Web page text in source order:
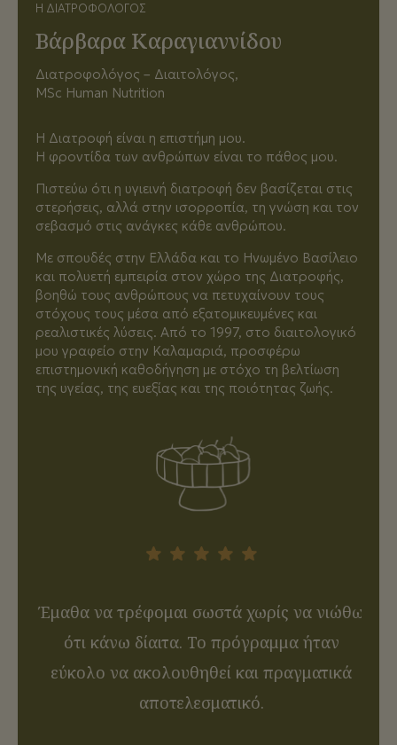
Η ΔΙΑΤΡΟΦΟΛΌΓΟΣ
Βάρβαρα Καραγιαννίδου
Διατροφολόγος – Διαιτολόγος,
MSc Human Nutrition
Η Διατροφή είναι η επιστήμη μου.
Η φροντίδα των ανθρώπων είναι το πάθος μου.
Πιστεύω ότι η υγιεινή διατροφή δεν βασίζεται στις
στερήσεις, αλλά στην ισορροπία, τη γνώση και τον
σεβασμό στις ανάγκες κάθε ανθρώπου.
Με σπουδές στην Ελλάδα και το Ηνωμένο Βασίλειο
και πολυετή εμπειρία στον χώρο της Διατροφής,
βοηθώ τους ανθρώπους να πετυχαίνουν τους
στόχους τους μέσα από εξατομικευμένες και
ρεαλιστικές λύσεις. Από το 1997, στο διαιτολογικό
μου γραφείο στην Καλαμαριά, προσφέρω
επιστημονική καθοδήγηση με στόχο τη βελτίωση
της υγείας, της ευεξίας και της ποιότητας ζωής.
Έμαθα να τρέφομαι σωστά χωρίς να νιώθω
ότι κάνω δίαιτα. Το πρόγραμμα ήταν
εύκολο να ακολουθηθεί και πραγματικά
αποτελεσματικό.